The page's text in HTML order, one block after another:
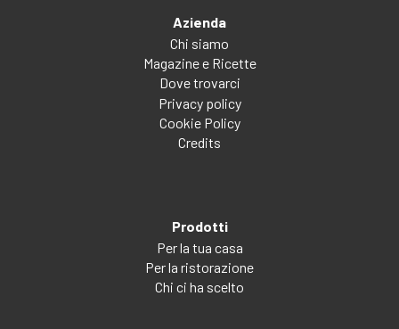
Azienda
Chi siamo
Magazine e Ricette
Dove trovarci
Privacy policy
Cookie Policy
Credits
Prodotti
Per la tua casa
Per la ristorazione
Chi ci ha scelto